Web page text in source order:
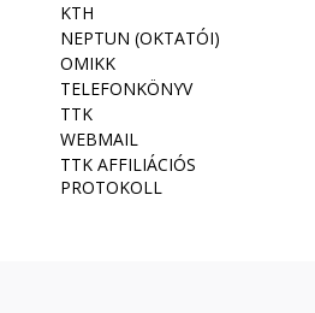
KTH
NEPTUN (OKTATÓI)
OMIKK
TELEFONKÖNYV
TTK
WEBMAIL
TTK AFFILIÁCIÓS
PROTOKOLL